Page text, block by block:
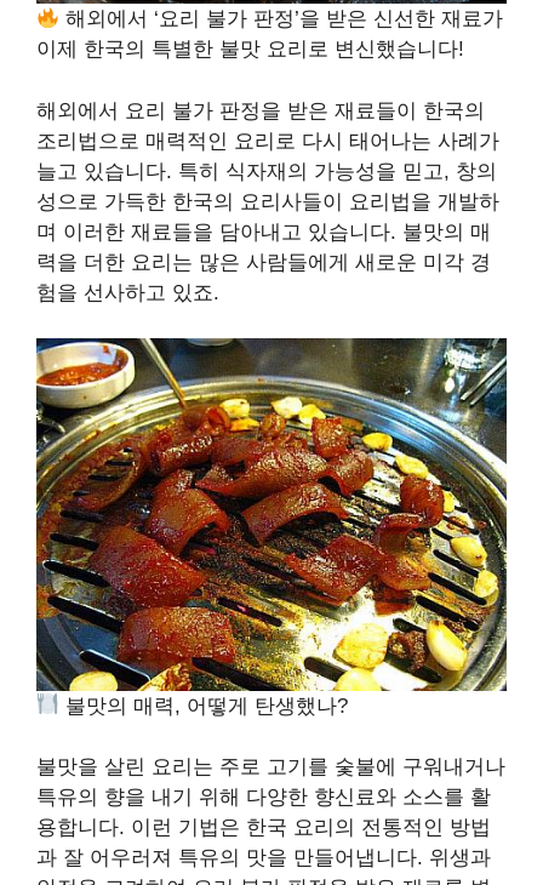
해외에서 ‘요리 불가 판정’을 받은 신선한 재료가
이제 한국의 특별한 불맛 요리로 변신했습니다!
해외에서 요리 불가 판정을 받은 재료들이 한국의
조리법으로 매력적인 요리로 다시 태어나는 사례가
늘고 있습니다. 특히 식자재의 가능성을 믿고, 창의
성으로 가득한 한국의 요리사들이 요리법을 개발하
며 이러한 재료들을 담아내고 있습니다. 불맛의 매
력을 더한 요리는 많은 사람들에게 새로운 미각 경
험을 선사하고 있죠.
불맛의 매력, 어떻게 탄생했나?
불맛을 살린 요리는 주로 고기를 숯불에 구워내거나
특유의 향을 내기 위해 다양한 향신료와 소스를 활
용합니다. 이런 기법은 한국 요리의 전통적인 방법
과 잘 어우러져 특유의 맛을 만들어냅니다. 위생과